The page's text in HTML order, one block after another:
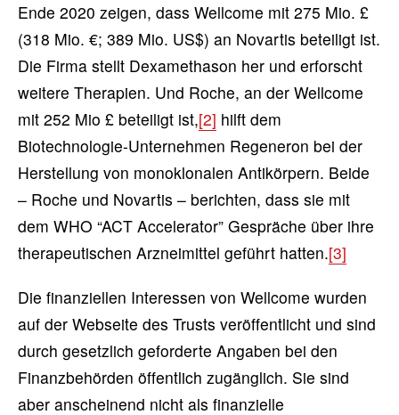
Ende 2020 zeigen, dass Wellcome mit 275 Mio. £
(318 Mio. €; 389 Mio. US$) an Novartis beteiligt ist.
Die Firma stellt Dexamethason her und erforscht
weitere Therapien. Und Roche, an der Wellcome
mit 252 Mio £ beteiligt ist,[2] hilft dem
Biotechnologie-Unternehmen Regeneron bei der
Herstellung von monoklonalen Antikörpern. Beide
– Roche und Novartis – berichten, dass sie mit
dem WHO “ACT Accelerator” Gespräche über ihre
therapeutischen Arzneimittel geführt hatten.[3]
Die finanziellen Interessen von Wellcome wurden
auf der Webseite des Trusts veröffentlicht und sind
durch gesetzlich geforderte Angaben bei den
Finanzbehörden öffentlich zugänglich. Sie sind
aber anscheinend nicht als finanzielle